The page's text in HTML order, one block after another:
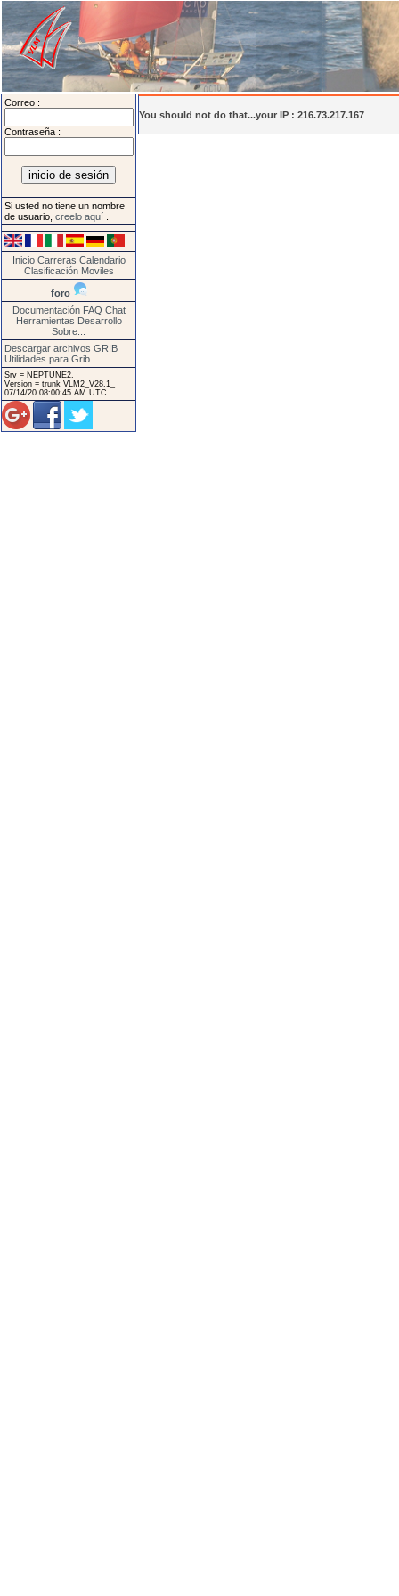
Correo :
Contraseña :
Si usted no tiene un nombre
de usuario, creelo aquí
Inicio Carreras Calendario
Clasificación Moviles
foro
Documentación FAQ Chat
Herramientas Desarrollo
Sobre...
Descargar archivos GRIB
Utilidades para Grib
Srv = NEPTUNE2.
Version = trunk VLM2_V28.1_
07/14/20 08:00:45 AM UTC
You should not do that...your IP : 216.73.217.167